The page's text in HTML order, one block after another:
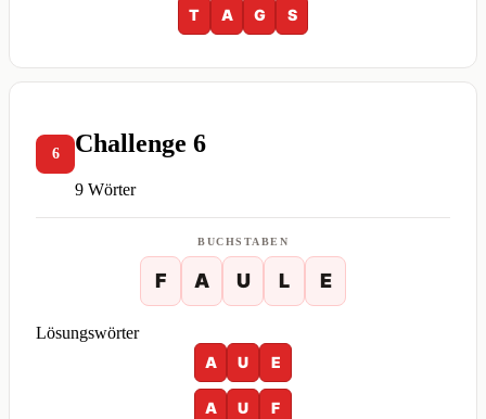
T A G S
6 Challenge 6
9 Wörter
BUCHSTABEN
F A U L E
Lösungswörter
A
U E
A U F